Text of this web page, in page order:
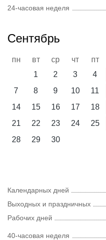
24-часовая неделя
Сентябрь
пн вт ср чт пт
1
2 3 4
7
8 9 10 11
14
15 16 17 18
21
22 23 24 25
28
29 30
Календарных дней
Выходных и праздничных
Рабочих дней
40-часовая неделя